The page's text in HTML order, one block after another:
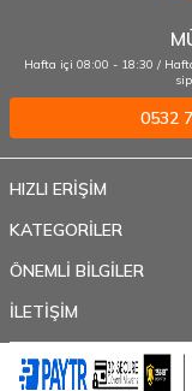
Hafta içi 08:00 - 18:30 /
0532
HIZLI ERİŞİM
KATEGORİLER
ÖNEMLİ BİLGİLER
İLETİŞİM